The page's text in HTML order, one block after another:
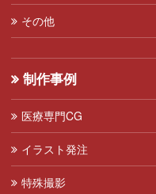
その他
制作事例
医療専門CG
イラスト発注
特殊撮影